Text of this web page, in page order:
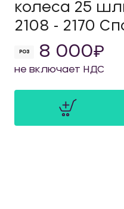
колеса 25
2108 - 2170
РОЗ 8 000
не включает НДС